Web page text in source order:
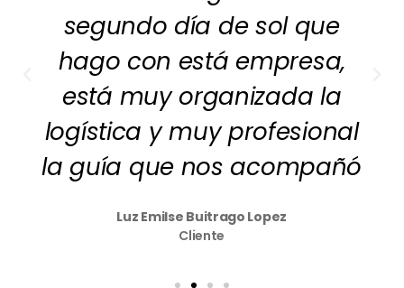
segundo día de sol que
hago con está empresa,
está muy organizada la
logística y muy profesional
la guía que nos acompañó
Luz Emilse Buitrago Lopez
Cliente